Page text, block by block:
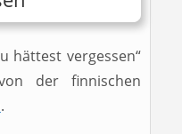
hättest vergessen“
der finnischen
.